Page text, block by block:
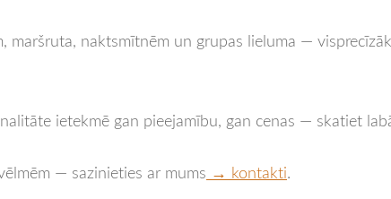
naktsmītnēm un grupas lieluma —
ietekmē gan pieejamību, gan cenas — skatiet
— sazinieties ar mums → kontakti.